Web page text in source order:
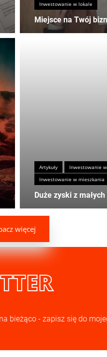
Inwestowanie w lokale
Miejsce na Twój
Artykuły
Inwestowanie
Inwestowanie w mieszkania
Duże zyski z
więcej
bieżąco - zapisz się do